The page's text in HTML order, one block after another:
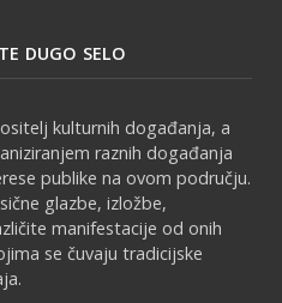
DUGO SELO
kulturnih događanja, a
raznih događanja
publike na ovom području.
glazbe, izložbe,
manifestacije od onih
se čuvaju tradicijske